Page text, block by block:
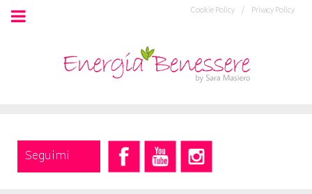
Privacy Policy
Cookie Policy /
Seguimi